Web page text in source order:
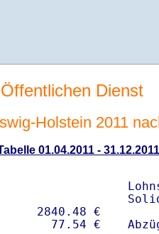
Dienst
Holstein 2011
01.04.2011 - 31.12.2011
2840.48 €